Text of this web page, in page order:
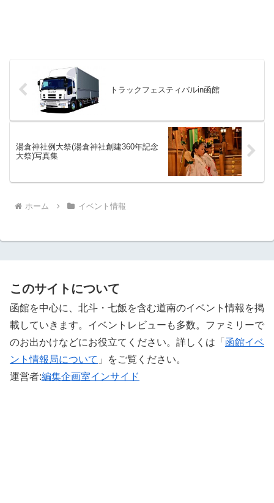
トラックフェスティバルin函館
湯倉神社例大祭(湯倉神社創建360年記念
大祭)写真集
ホーム イベント情報
このサイトについて
函館を中心に、北斗・七飯を含む道南のイベント情報を掲
載していきます。イベントレビューも多数。ファミリーで
のお出かけなどにお役立てください。詳しくは「 函館イベ
ント情報局について 」をご覧ください。 ‎
運営者:編集企画室インサイド